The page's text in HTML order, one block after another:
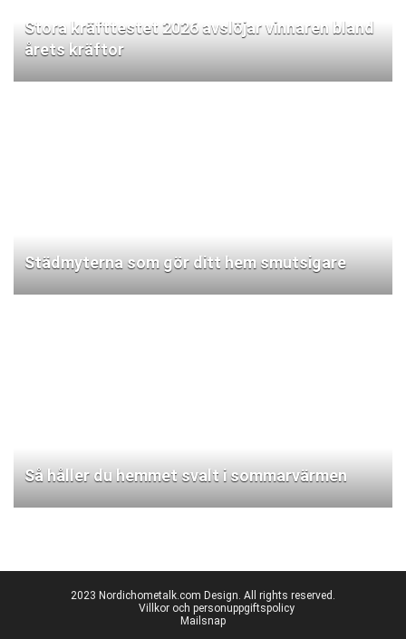
Stora kräfttestet 2026 avslöjar vinnaren bland
årets kräftor
Städmyterna som gör ditt hem smutsigare
Så håller du hemmet svalt i sommarvärmen
2023 Nordichometalk.com Design. All rights reserved.
Villkor och personuppgiftspolicy
Mailsnap